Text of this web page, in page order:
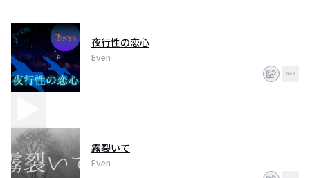
夜行性の恋心
Even
霧裂いて
Even